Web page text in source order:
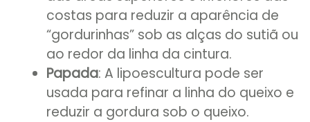
costas para reduzir a aparência de
“gordurinhas” sob as alças do sutiã ou
ao redor da linha da cintura.
Papada: A lipoescultura pode ser
usada para refinar a linha do queixo e
reduzir a gordura sob o queixo.